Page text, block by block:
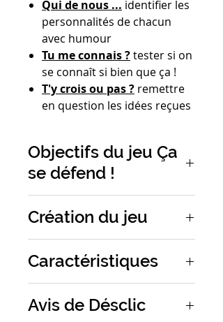
Qui de nous ... identifier les
personnalités de chacun
avec humour
Tu me connais ?tester si on
se connaît si bien que ça !
T'y crois ou pas ? remettre
en question les idées reçues
Objectifs du jeu Ça
se défend !
l'argumentation et à
l'éloquence en défendant des
propositions insolites
🏷️ Compétences oratoires
Création du jeu
fertile de l'équipeMinus
Editions, installée à Lille.
Ces créatrices, expertes dans
Caractéristiques
2 à 15
Avis de Désclic